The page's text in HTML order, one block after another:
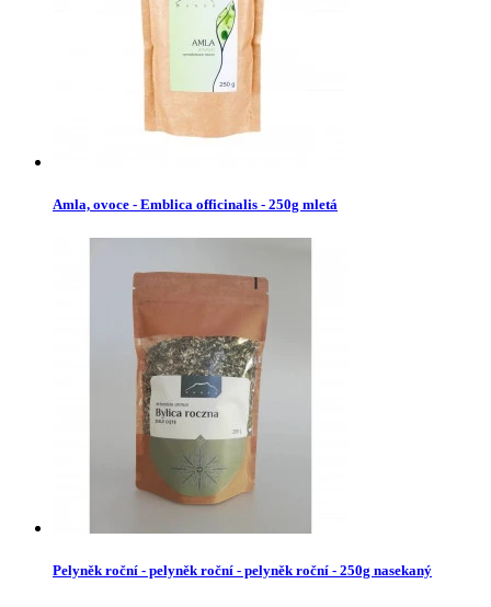
Amla, ovoce - Emblica officinalis - 250g mletá
Pelyněk roční - pelyněk roční - pelyněk roční - 250g nasekaný